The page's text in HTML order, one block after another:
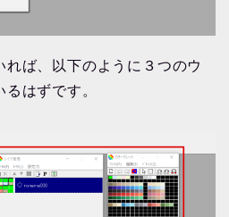
ば、以下のように３つのウ
はずです。